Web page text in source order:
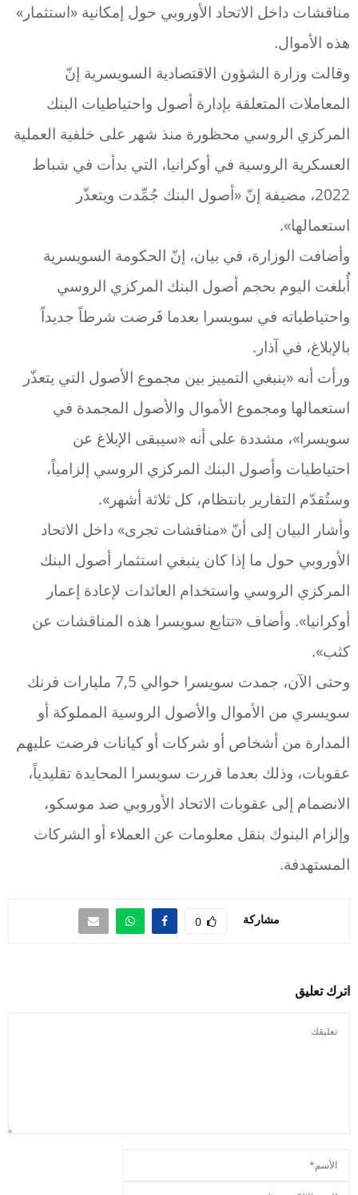
مناقشات داخل الاتحاد الأوروبي حول إمكانية «استثمار»
هذه الأموال.
وقالت وزارة الشؤون الاقتصادية السويسرية إنّ
المعاملات المتعلقة بإدارة أصول واحتياطيات البنك
المركزي الروسي محظورة منذ شهر على خلفية العملية
العسكرية الروسية في أوكرانيا، التي بدأت في شباط
2022، مضيفة إنّ «أصول البنك جُمِّدت ويتعذّر
استعمالها».
وأضافت الوزارة، في بيان، إنّ الحكومة السويسرية
أُبلغت اليوم بحجم أصول البنك المركزي الروسي
واحتياطياته في سويسرا بعدما فَرضت شرطاً جديداً
بالإبلاغ، في آذار.
ورأت أنه «ينبغي التمييز بين مجموع الأصول التي يتعذّر
استعمالها ومجموع الأموال والأصول المجمدة في
سويسرا»، مشددة على أنه «سيبقى الإبلاغ عن
احتياطيات وأصول البنك المركزي الروسي إلزامياً،
وستُقدّم التقارير بانتظام، كل ثلاثة أشهر».
وأشار البيان إلى أنّ «مناقشات تجرى» داخل الاتحاد
الأوروبي حول ما إذا كان ينبغي استثمار أصول البنك
المركزي الروسي واستخدام العائدات لإعادة إعمار
أوكرانيا». وأضاف «تتابع سويسرا هذه المناقشات عن
كثب».
وحتى الآن، جمدت سويسرا حوالي 7,5 مليارات فرنك
سويسري من الأموال والأصول الروسية المملوكة أو
المدارة من أشخاص أو شركات أو كيانات فرضت عليهم
عقوبات، وذلك بعدما قررت سويسرا المحايدة تقليدياً،
الانضمام إلى عقوبات الاتحاد الأوروبي ضد موسكو،
وإلزام البنوك بنقل معلومات عن العملاء أو الشركات
المستهدفة.
مشاركة 0
اترك تعليق